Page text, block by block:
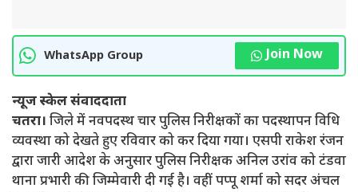
WhatsApp Group Join Now
न्यूज स्केल संवाददाता
चतरा। जिले में नवपदस्थ चार पुलिस निरीक्षकों का पदस्थापन विधि
व्यवस्था को देखते हुए रविवार को कर दिया गया। एसपी राकेश रंजन
द्वारा जारी आदेश के अनुसार पुलिस निरीक्षक अनिल उरांव को टंडवा
थाना प्रभारी की जिम्मेवारी दी गई है। वहीं पप्पू शर्मा को सदर अंचल